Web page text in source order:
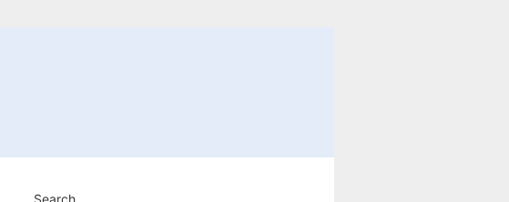
Search